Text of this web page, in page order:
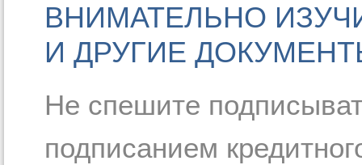
ВНИМАТЕЛЬНО
И ДРУГИЕ
Не спешите
подписанием